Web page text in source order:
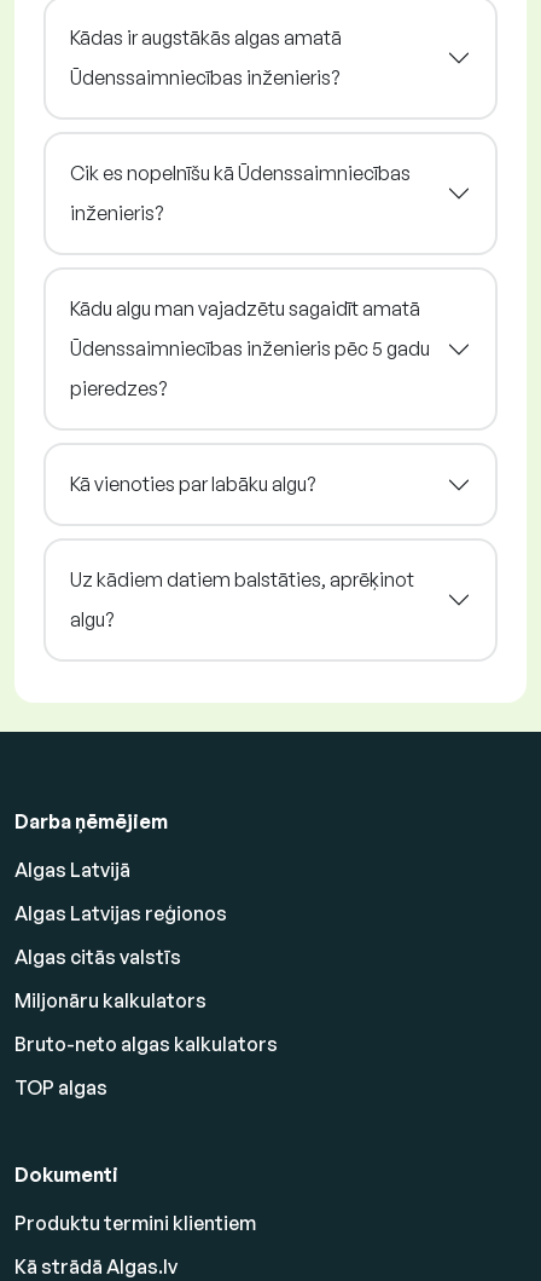
Kādas ir augstākās algas amatā
Ūdenssaimniecības inženieris?
Cik es nopelnīšu kā Ūdenssaimniecības
inženieris?
Kādu algu man vajadzētu sagaidīt amatā
Ūdenssaimniecības inženieris pēc 5 gadu
pieredzes?
Kā vienoties par labāku algu?
Uz kādiem datiem balstāties, aprēķinot
algu?
Darba ņēmējiem
Algas Latvijā
Algas Latvijas reģionos
Algas citās valstīs
Miljonāru kalkulators
Bruto-neto algas kalkulators
TOP algas
Dokumenti
Produktu termini klientiem
Kā strādā Algas.lv